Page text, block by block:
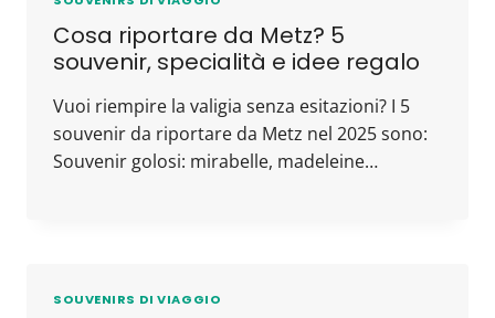
Cosa riportare da Metz? 5
souvenir, specialità e idee regalo
Vuoi riempire la valigia senza esitazioni? I 5
souvenir da riportare da Metz nel 2025 sono:
Souvenir golosi: mirabelle, madeleine…
SOUVENIRS DI VIAGGIO